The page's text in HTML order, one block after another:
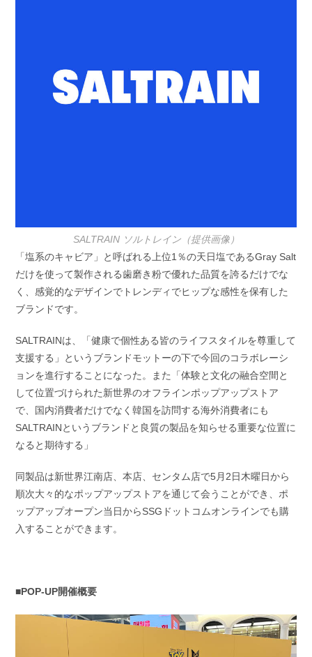
SALTRAIN ソルトレイン（提供画像）
「塩系のキャビア」と呼ばれる上位1％の天日塩であるGray Salt
だけを使って製作される歯磨き粉で優れた品質を誇るだけでな
く、感覚的なデザインでトレンディでヒップな感性を保有した
ブランドです。
SALTRAINは、「健康で個性ある皆のライフスタイルを尊重して
支援する」というブランドモットーの下で今回のコラボレーシ
ョンを進行することになった。また「体験と文化の融合空間と
して位置づけられた新世界のオフラインポップアップストア
で、国内消費者だけでなく韓国を訪問する海外消費者にも
SALTRAINというブランドと良質の製品を知らせる重要な位置に
なると期待する」
同製品は新世界江南店、本店、センタム店で5月2日木曜日から
順次大々的なポップアップストアを通じて会うことができ、ポ
ップアップオープン当日からSSGドットコムオンラインでも購
入することができます。
■POP-UP開催概要